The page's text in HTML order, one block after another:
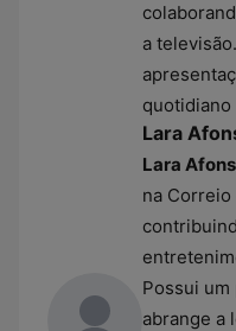
a
quotidiano
Lara
Lara
na Correio
Possui
abrange a